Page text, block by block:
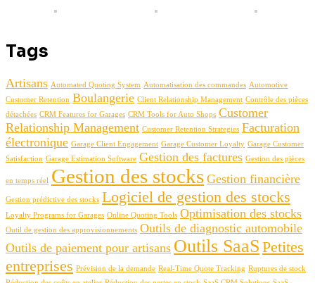
Tags
Artisans Automated Quoting System Automatisation des commandes Automotive
Customer Retention Boulangerie Client Relationship Management Contrôle des pièces
détachées CRM Features for Garages CRM Tools for Auto Shops Customer
Relationship Management Customer Retention Strategies Facturation
électronique Garage Client Engagement Garage Customer Loyalty Garage Customer
Satisfaction Garage Estimation Software Gestion des factures Gestion des pièces
en temps réel Gestion des stocks Gestion financière
Gestion prédictive des stocks Logiciel de gestion des stocks
Loyalty Programs for Garages Online Quoting Tools Optimisation des stocks
Outil de gestion des approvisionnements Outils de diagnostic automobile
Outils de paiement pour artisans Outils SaaS Petites
entreprises Prévision de la demande Real-Time Quote Tracking Ruptures de stock